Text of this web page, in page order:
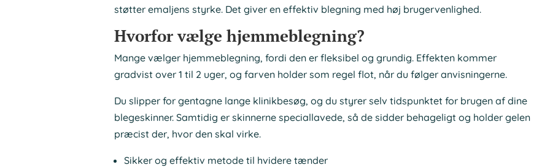
støtter emaljens styrke. Det giver en effektiv blegning med høj brugervenlighed.
Hvorfor vælge hjemmeblegning?
Mange vælger hjemmeblegning, fordi den er fleksibel og grundig. Effekten kommer
gradvist over 1 til 2 uger, og farven holder som regel flot, når du følger anvisningerne.
Du slipper for gentagne lange klinikbesøg, og du styrer selv tidspunktet for brugen af dine
blegeskinner. Samtidig er skinnerne speciallavede, så de sidder behageligt og holder gelen
præcist der, hvor den skal virke.
Sikker og effektiv metode til hvidere tænder